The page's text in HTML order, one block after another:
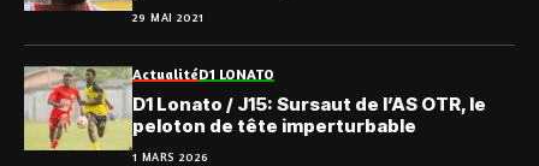
29 MAI 2021
ActualitéD1 LONATO
D1 Lonato / J15: Sursaut de l’AS OTR, le
peloton de tête imperturbable
1 MARS 2026